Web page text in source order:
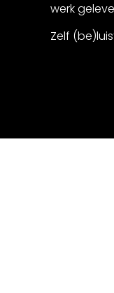
werk
Zelf